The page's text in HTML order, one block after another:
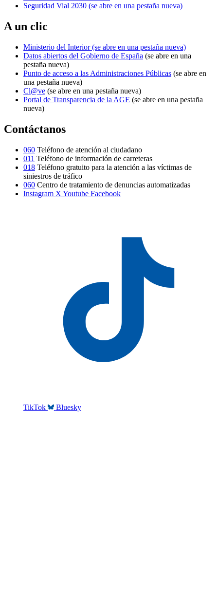
Seguridad Vial 2030 (se abre en una pestaña nueva)
A un clic
Ministerio del Interior(se abre en una pestaña nueva)
Datos abiertos del Gobierno de España (se abre en una
pestaña nueva)
Punto de acceso a las Administraciones Públicas (se abre en
una pestaña nueva)
Cl@ve (se abre en una pestaña nueva)
Portal de Transparencia de la AGE (se abre en una pestaña
nueva)
Contáctanos
060 Teléfono de atención al ciudadano
011 Teléfono de información de carreteras
018 Teléfono gratuito para la atención a las víctimas de
siniestros de tráfico
060 Centro de tratamiento de denuncias automatizadas
Instagram X Youtube Facebook
TikTok Bluesky